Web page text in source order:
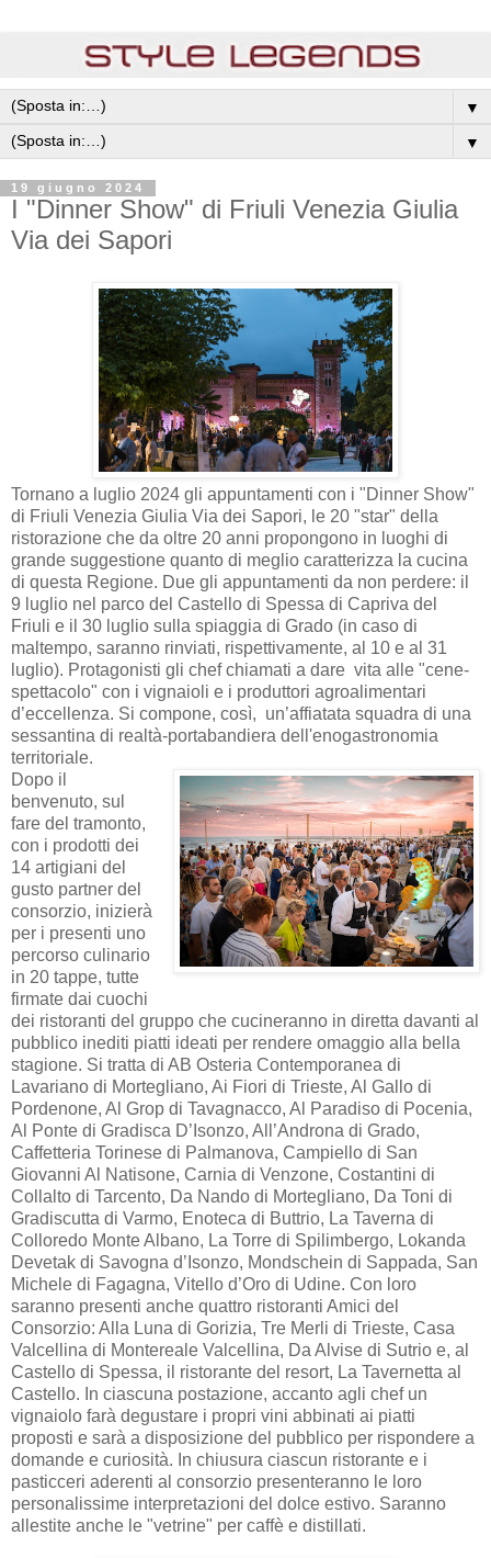
▼
▼
19 giugno 2024
I "Dinner Show" di Friuli Venezia Giulia
Via dei Sapori
Tornano a luglio 2024 gli appuntamenti con i "Dinner Show"
di Friuli Venezia Giulia Via dei Sapori, le 20 "star" della
ristorazione che da oltre 20 anni propongono in luoghi di
grande suggestione quanto di meglio caratterizza la cucina
di questa Regione. Due gli appuntamenti da non perdere: il
9 luglio nel parco del Castello di Spessa di Capriva del
Friuli e il 30 luglio sulla spiaggia di Grado (in caso di
maltempo, saranno rinviati, rispettivamente, al 10 e al 31
luglio). Protagonisti gli chef chiamati a dare vita alle "cene-
spettacolo" con i vignaioli e i produttori agroalimentari
d’eccellenza. Si compone, così, un’affiatata squadra di una
sessantina di realtà-portabandiera dell'enogastronomia
territoriale.
Dopo il
benvenuto, sul
fare del tramonto,
con i prodotti dei
14 artigiani del
gusto partner del
consorzio, inizierà
per i presenti uno
percorso culinario
in 20 tappe, tutte
firmate dai cuochi
dei ristoranti del gruppo che cucineranno in diretta davanti al
pubblico inediti piatti ideati per rendere omaggio alla bella
stagione. Si tratta di AB Osteria Contemporanea di
Lavariano di Mortegliano, Ai Fiori di Trieste, Al Gallo di
Pordenone, Al Grop di Tavagnacco, Al Paradiso di Pocenia,
Al Ponte di Gradisca D’Isonzo, All’Androna di Grado,
Caffetteria Torinese di Palmanova, Campiello di San
Giovanni Al Natisone, Carnia di Venzone, Costantini di
Collalto di Tarcento, Da Nando di Mortegliano, Da Toni di
Gradiscutta di Varmo, Enoteca di Buttrio, La Taverna di
Colloredo Monte Albano, La Torre di Spilimbergo, Lokanda
Devetak di Savogna d’Isonzo, Mondschein di Sappada, San
Michele di Fagagna, Vitello d’Oro di Udine. Con loro
saranno presenti anche quattro ristoranti Amici del
Consorzio: Alla Luna di Gorizia, Tre Merli di Trieste, Casa
Valcellina di Montereale Valcellina, Da Alvise di Sutrio e, al
Castello di Spessa, il ristorante del resort, La Tavernetta al
Castello. In ciascuna postazione, accanto agli chef un
vignaiolo farà degustare i propri vini abbinati ai piatti
proposti e sarà a disposizione del pubblico per rispondere a
domande e curiosità. In chiusura ciascun ristorante e i
pasticceri aderenti al consorzio presenteranno le loro
personalissime interpretazioni del dolce estivo. Saranno
allestite anche le "vetrine" per caffè e distillati.